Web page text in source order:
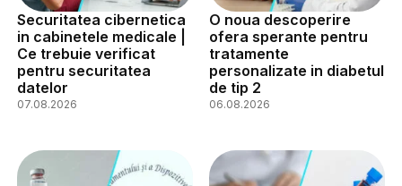
Securitatea cibernetica
in cabinetele medicale |
Ce trebuie verificat
pentru securitatea
datelor
07.08.2026
O noua descoperire
ofera sperante pentru
tratamente
personalizate in diabetul
de tip 2
06.08.2026